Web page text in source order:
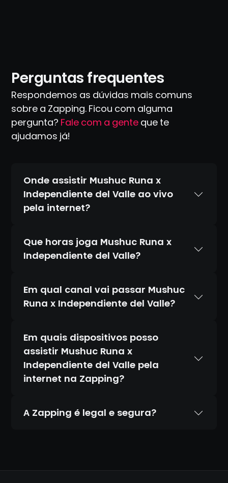
Perguntas frequentes
Respondemos as dúvidas mais comuns
sobre a Zapping. Ficou com alguma
pergunta? Fale com a gente que te
ajudamos já!
Onde assistir Mushuc Runa x
Independiente del Valle ao vivo
pela internet?
Que horas joga Mushuc Runa x
Independiente del Valle?
Em qual canal vai passar Mushuc
Runa x Independiente del Valle?
Em quais dispositivos posso
assistir Mushuc Runa x
Independiente del Valle pela
internet na Zapping?
A Zapping é legal e segura?
os canais que transmitimos, diferente de